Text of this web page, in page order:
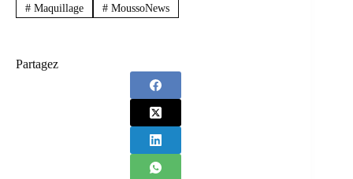
#Maquillage #MoussoNews
Partagez